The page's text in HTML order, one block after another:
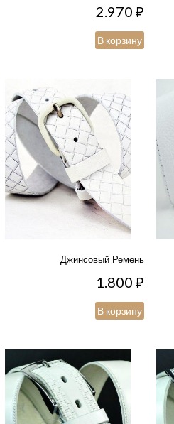
2.970₽
В корзину
Джинсовый Ремень
1.800₽
В корзину